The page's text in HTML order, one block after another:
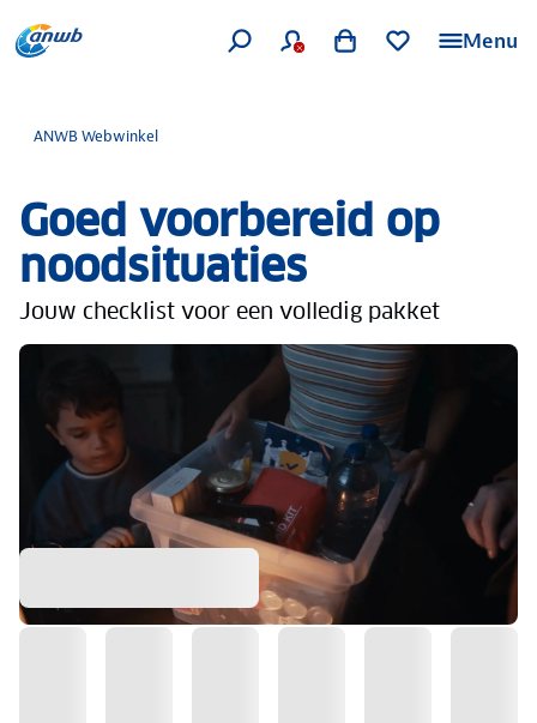
Menu
ANWB Webwinkel
Goed voorbereid op
noodsituaties
Jouw checklist voor een volledig pakket